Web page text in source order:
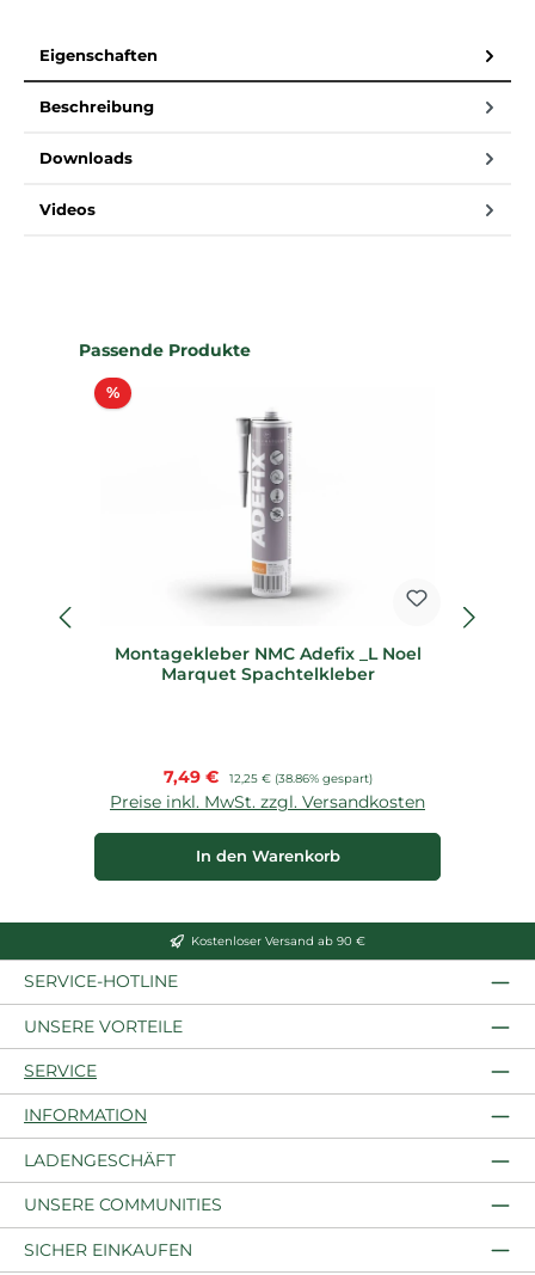
Eigenschaften
Beschreibung
Downloads
Videos
Produktgalerie überspringen
Passende Produkte
%Rabatt
Montagekleber NMC Adefix _L Noel
Marquet Spachtelkleber
Verkaufspreis:
7,49 € Regulärer Preis:
12,25 € (38.86% gespart)
Preise inkl. MwSt. zzgl. Versandkosten
In den Warenkorb
Kostenloser Versand ab 90 €
SERVICE-HOTLINE
UNSERE VORTEILE
SERVICE
INFORMATION
LADENGESCHÄFT
UNSERE COMMUNITIES
SICHER EINKAUFEN